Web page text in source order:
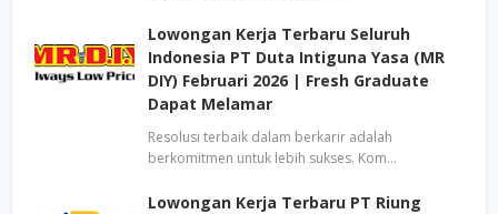
Lowongan Kerja Terbaru Seluruh
Indonesia PT Duta Intiguna Yasa (MR
DIY) Februari 2026 | Fresh Graduate
Dapat Melamar
Resolusi terbaik dalam berkarir adalah
berkomitmen untuk lebih sukses. Kom…
Lowongan Kerja Terbaru PT Riung